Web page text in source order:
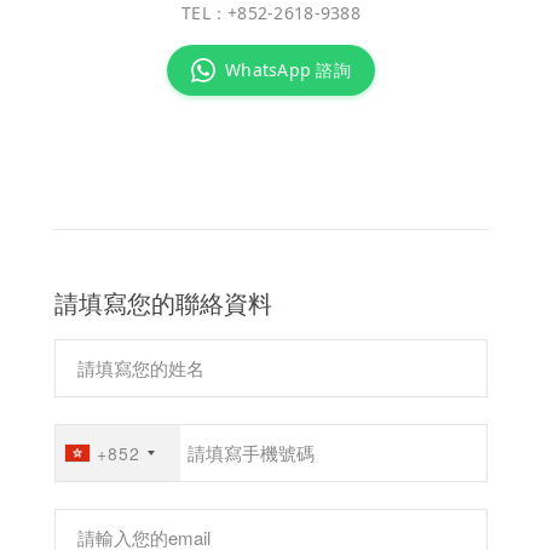
TEL：+852-2618-9388
WhatsApp 諮詢
請填寫您的聯絡資料
+852